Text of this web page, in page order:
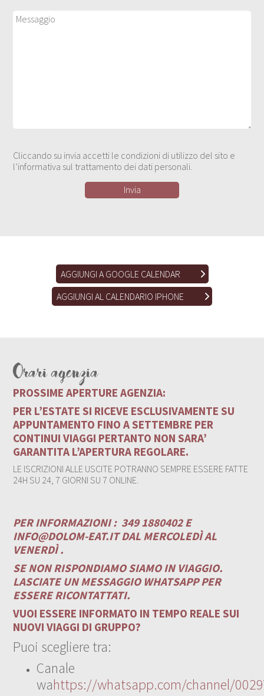
Cliccando su invia accetti le condizioni di utilizzo del sito e
l’informativa sul trattamento dei dati personali.
AGGIUNGI A GOOGLE CALENDAR
AGGIUNGI AL CALENDARIO IPHONE
Orari agenzia
PROSSIME APERTURE AGENZIA:
PER L’ESTATE SI RICEVE ESCLUSIVAMENTE SU
APPUNTAMENTO FINO A SETTEMBRE PER
CONTINUI VIAGGI PERTANTO NON SARA’
GARANTITA L’APERTURA REGOLARE.
LE ISCRIZIONI ALLE USCITE POTRANNO SEMPRE ESSERE FATTE
24H SU 24, 7 GIORNI SU 7 ONLINE.
PER INFORMAZIONI : 349 1880402 E
INFO@DOLOM-EAT.ITDAL MERCOLEDÌ AL
VENERDÌ .
SE NON RISPONDIAMO SIAMO IN VIAGGIO.
LASCIATE UN MESSAGGIO WHATSAPP PER
ESSERE RICONTATTATI.
VUOI ESSERE INFORMATO IN TEMPO REALE SUI
NUOVI VIAGGI DI GRUPPO?
Puoi scegliere tra:
Canale
wahttps://whatsapp.com/channel/